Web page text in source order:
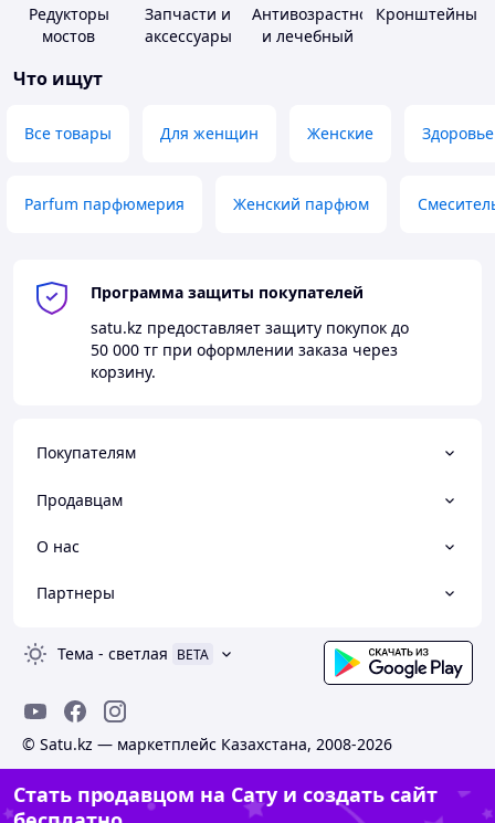
Редукторы
мостов
Запчасти и
аксессуары
Антивозрастной
и лечебный
Кронштейны
Что ищут
Все товары Для женщин Женские Здоровье
Parfum парфюмерия Женский парфюм
Программа защиты покупателей
satu.kz предоставляет защиту покупок до
50 000 тг при оформлении заказа через
корзину.
Покупателям
Продавцам
О нас
Партнеры
Тема - светлая BETA
© Satu.kz — маркетплейс Казахстана, 2008-2026
Стать продавцом на Сату и создать сайт